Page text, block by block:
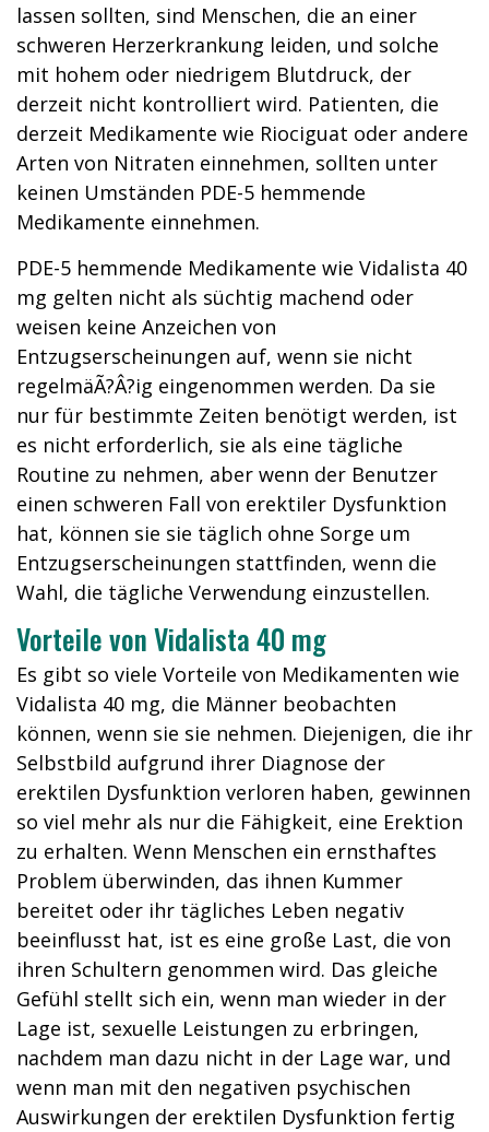
lassen sollten, sind Menschen, die an einer
schweren Herzerkrankung leiden, und solche
mit hohem oder niedrigem Blutdruck, der
derzeit nicht kontrolliert wird. Patienten, die
derzeit Medikamente wie Riociguat oder andere
Arten von Nitraten einnehmen, sollten unter
keinen Umständen PDE-5 hemmende
Medikamente einnehmen.
PDE-5 hemmende Medikamente wie Vidalista 40
mg gelten nicht als süchtig machend oder
weisen keine Anzeichen von
Entzugserscheinungen auf, wenn sie nicht
regelmäÃ?Â?ig eingenommen werden. Da sie
nur für bestimmte Zeiten benötigt werden, ist
es nicht erforderlich, sie als eine tägliche
Routine zu nehmen, aber wenn der Benutzer
einen schweren Fall von erektiler Dysfunktion
hat, können sie sie täglich ohne Sorge um
Entzugserscheinungen stattfinden, wenn die
Wahl, die tägliche Verwendung einzustellen.
Vorteile von Vidalista 40 mg
Es gibt so viele Vorteile von Medikamenten wie
Vidalista 40 mg, die Männer beobachten
können, wenn sie sie nehmen. Diejenigen, die ihr
Selbstbild aufgrund ihrer Diagnose der
erektilen Dysfunktion verloren haben, gewinnen
so viel mehr als nur die Fähigkeit, eine Erektion
zu erhalten. Wenn Menschen ein ernsthaftes
Problem überwinden, das ihnen Kummer
bereitet oder ihr tägliches Leben negativ
beeinflusst hat, ist es eine große Last, die von
ihren Schultern genommen wird. Das gleiche
Gefühl stellt sich ein, wenn man wieder in der
Lage ist, sexuelle Leistungen zu erbringen,
nachdem man dazu nicht in der Lage war, und
wenn man mit den negativen psychischen
Auswirkungen der erektilen Dysfunktion fertig